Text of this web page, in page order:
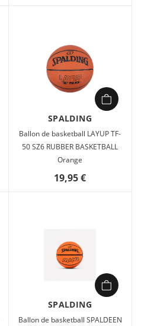
SPALDING
Ballon de basketball LAYUP TF-
50 SZ6 RUBBER BASKETBALL
Orange
19,95 €
SPALDING
Ballon de basketball SPALDEEN